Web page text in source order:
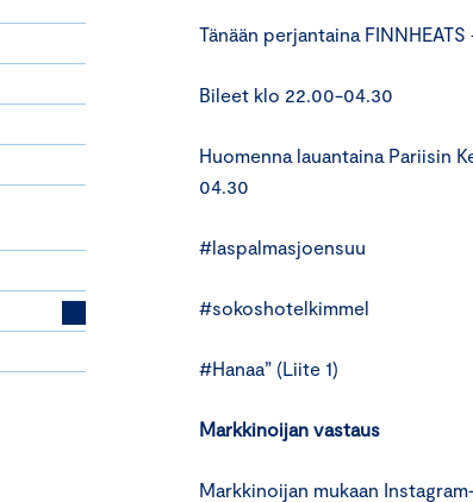
Tänään perjantaina
Bileet klo 22.00-04.30
Huomenna lauantaina Pariisin
04.30
#laspalmasjoensuu
#sokoshotelkimmel
#Hanaa” (Liite 1)
Markkinoijan vastaus
Markkinoijan mukaan